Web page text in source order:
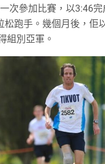
次參加比賽，以3:46
松跑手。幾個月後，佢
組別亞軍。